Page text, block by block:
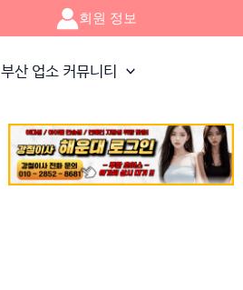
회원 정보
부산 업소 커뮤니티